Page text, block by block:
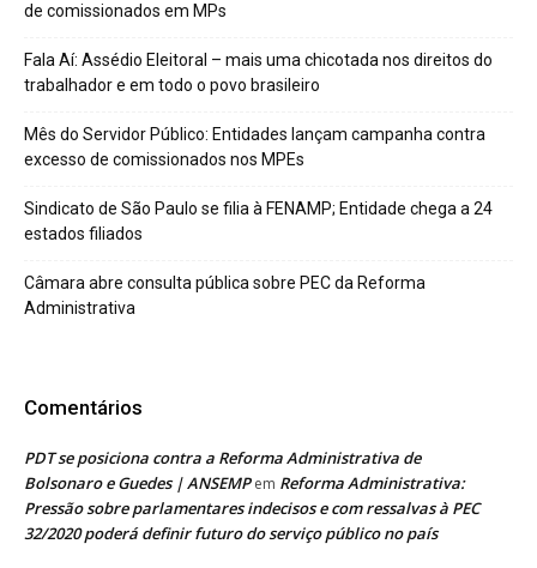
de comissionados em MPs
Fala Aí: Assédio Eleitoral – mais uma chicotada nos direitos do
trabalhador e em todo o povo brasileiro
Mês do Servidor Público: Entidades lançam campanha contra
excesso de comissionados nos MPEs
Sindicato de São Paulo se filia à FENAMP; Entidade chega a 24
estados filiados
Câmara abre consulta pública sobre PEC da Reforma
Administrativa
Comentários
PDT se posiciona contra a Reforma Administrativa de
Bolsonaro e Guedes | ANSEMPem Reforma Administrativa:
Pressão sobre parlamentares indecisos e com ressalvas à PEC
32/2020 poderá definir futuro do serviço público no país